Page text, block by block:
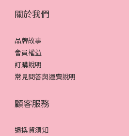
關於我們
品牌故事
會員權益
訂購說明
常見問答與運費說明
顧客服務
退換貨須知